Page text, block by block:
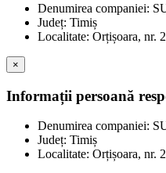
Denumirea companiei:
Județ: Timiș
Localitate: Orțișoara, nr.
×
Informații persoană
Denumirea companiei:
Județ: Timiș
Localitate: Orțișoara, nr.